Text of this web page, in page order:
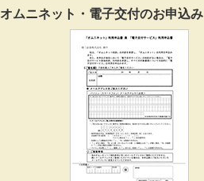
オムニネット・電子交付のお申込み